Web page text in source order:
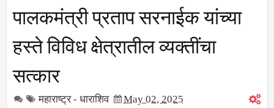
पालकमंत्री प्रताप सरनाईक यांच्या
हस्ते विविध क्षेत्रातील व्यक्तींचा
सत्कार
महाराष्ट्र - धाराशिव May 02, 2025